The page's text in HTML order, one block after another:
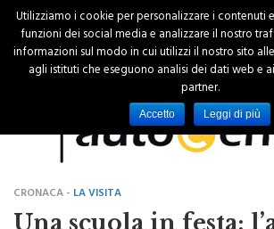
CRONACA -LA VISITA
Utilizziamo i cookie per personalizzare i contenuti
funzioni dei social media e analizzare il nostro
informazioni sul modo in cui utilizzi il nostro sito
agli istituti che eseguono analisi dei dati web e
partner.
Accetto Leggi di più